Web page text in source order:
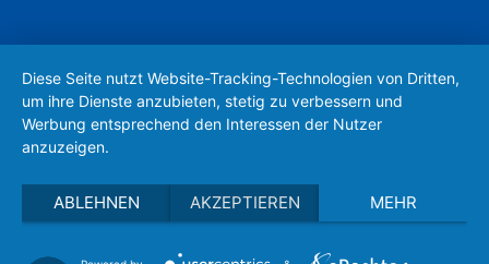
Diese Seite nutzt Website-Tracking-Technologien von Dritten,
um ihre Dienste anzubieten, stetig zu verbessern und
Werbung entsprechend den Interessen der Nutzer
anzuzeigen.
ABLEHNEN AKZEPTIEREN MEHR